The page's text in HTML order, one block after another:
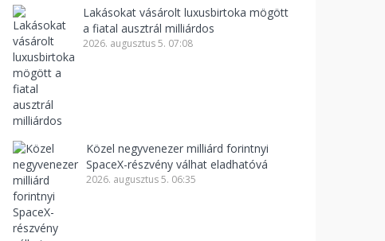
Lakásokat vásárolt luxusbirtoka mögött
a fiatal ausztrál milliárdos
2026. augusztus 5. 07:08
Közel negyvenezer milliárd forintnyi
SpaceX-részvény válhat eladhatóvá
2026. augusztus 5. 06:35